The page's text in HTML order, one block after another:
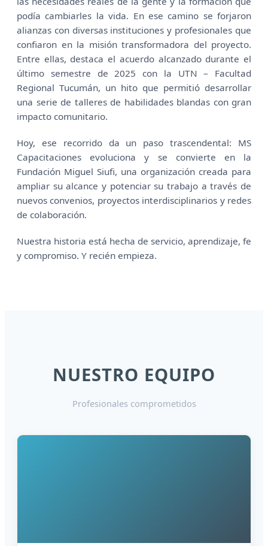
podía cambiarles la vida. En ese camino se forjaron
alianzas con diversas instituciones y profesionales que
confiaron en la misión transformadora del proyecto.
Entre ellas, destaca el acuerdo alcanzado durante el
último semestre de 2025 con la UTN – Facultad
Regional Tucumán, un hito que permitió desarrollar
una serie de talleres de habilidades blandas con gran
impacto comunitario.
Hoy, ese recorrido da un paso trascendental: MS
Capacitaciones evoluciona y se convierte en la
Fundación Miguel Siufi, una organización creada para
ampliar su alcance y potenciar su trabajo a través de
nuevos convenios, proyectos interdisciplinarios y redes
de colaboración.
Nuestra historia está hecha de servicio, aprendizaje, fe
y compromiso. Y recién empieza.
NUESTRO EQUIPO
Profesionales comprometidos